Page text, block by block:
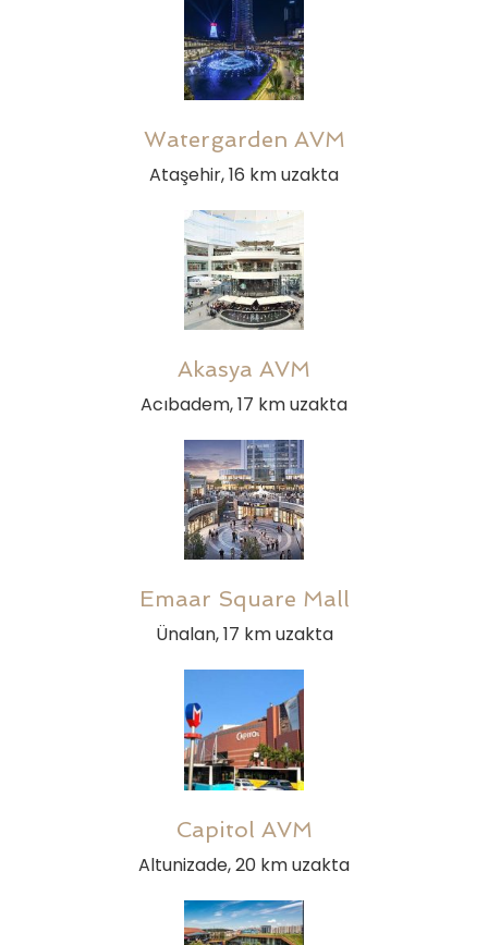
Watergarden AVM
Ataşehir, 16 km uzakta
Akasya AVM
Acıbadem, 17 km uzakta
Emaar Square Mall
Ünalan, 17 km uzakta
Capitol AVM
Altunizade, 20 km uzakta